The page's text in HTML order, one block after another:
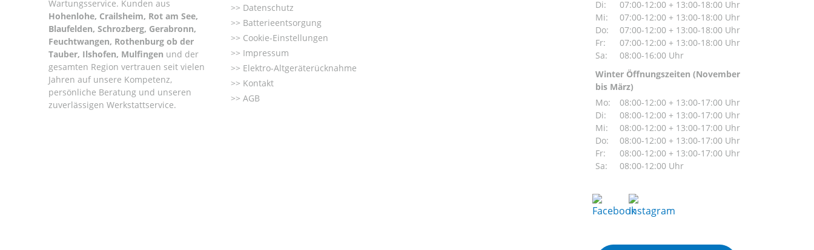
Wartungsservice. Kunden aus
Hohenlohe, Crailsheim, Rot am See,
Blaufelden, Schrozberg, Gerabronn,
Feuchtwangen, Rothenburg ob der
Tauber, Ilshofen, Mulfingen und der
gesamten Region vertrauen seit vielen
Jahren auf unsere Kompetenz,
persönliche Beratung und unseren
zuverlässigen Werkstattservice.
Datenschutz
Batterieentsorgung
Cookie-Einstellungen
Impressum
Elektro-Altgeräterücknahme
Kontakt
AGB
Di:
07:00-12:00 + 13:00-18:00 Uhr
Mi:
07:00-12:00 + 13:00-18:00 Uhr
Do:
07:00-12:00 + 13:00-18:00 Uhr
Fr:
07:00-12:00 + 13:00-18:00 Uhr
Sa:
08:00-16:00 Uhr
Winter Öffnungszeiten (November
bis März)
Mo:
08:00-12:00 + 13:00-17:00 Uhr
Di:
08:00-12:00 + 13:00-17:00 Uhr
Mi:
08:00-12:00 + 13:00-17:00 Uhr
Do:
08:00-12:00 + 13:00-17:00 Uhr
Fr:
08:00-12:00 + 13:00-17:00 Uhr
Sa:
08:00-12:00 Uhr